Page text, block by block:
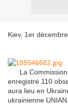
Kiev, 1er décembre
La Commission
enregistré 110
aura lieu en
ukrainienne UNIAN.